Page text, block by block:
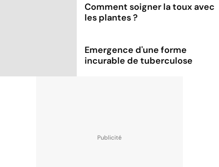
Comment soigner la toux avec
les plantes ?
Emergence d'une forme
incurable de tuberculose